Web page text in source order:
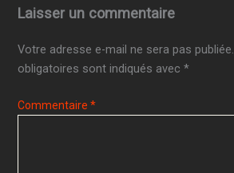
Laisser un commentaire
Votre adresse e-mail ne sera pas publiée.
obligatoires sont indiqués avec*
Commentaire*